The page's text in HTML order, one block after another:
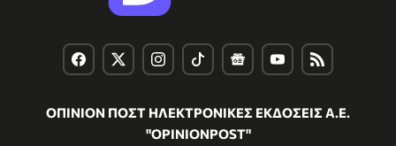
ΟΠΙΝΙΟΝ ΠΟΣΤ ΗΛΕΚΤΡΟΝΙΚΕΣ ΕΚΔΟΣΕΙΣ Α.Ε.
"OPINIONPOST"